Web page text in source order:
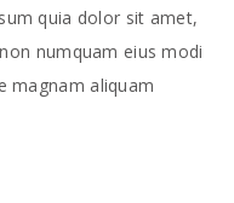
quia dolor sit amet,
numquam eius modi
magnam aliquam